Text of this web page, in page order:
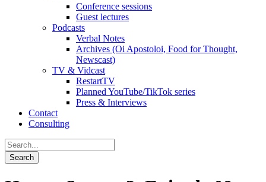
Conference sessions
Guest lectures
Podcasts
Verbal Notes
Archives (Oi Apostoloi, Food for Thought,
Newscast)
TV & Vidcast
RestartTV
Planned YouTube/TikTok series
Press & Interviews
Contact
Consulting